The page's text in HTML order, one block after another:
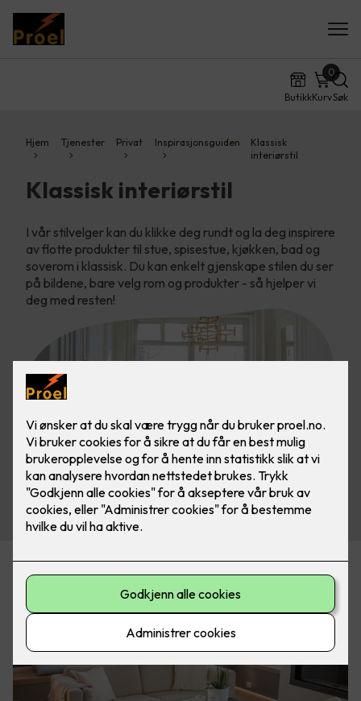
ButikkKurv
0
Søk
Hjem Tjenester Privat Inspirasjonsguiden
Klassisk
interiørstil
Klassisk interiørstil
I vår stilvelger kan du klikke deg rundt og la deg inspirere
av flotte produkter til stue, spisestue, kjøkken, bad og
soverom i klassisk. Du kan enkelt gjenskape stilen du ser
på bildene, bare velg rom og produkter - så hjelper vi
deg med resten!